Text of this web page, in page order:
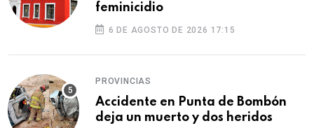
feminicidio
6 DE AGOSTO DE 2026 17:15
PROVINCIAS
Accidente en Punta de Bombón
deja un muerto y dos heridos